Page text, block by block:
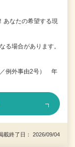
なたの希望する現
場合があります。
／例外事由2号） 年
終了日： 2026/09/04